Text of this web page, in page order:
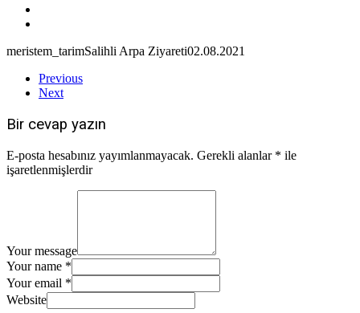
meristem_tarimSalihli Arpa Ziyareti02.08.2021
Previous
Next
Bir cevap yazın
E-posta hesabınız yayımlanmayacak. Gerekli alanlar * ile
işaretlenmişlerdir
Your message
Your name *
Your email *
Website